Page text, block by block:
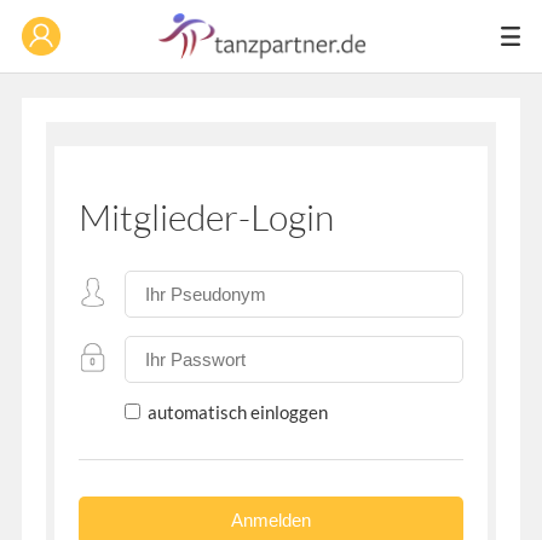
Mitglieder-Login
automatisch einloggen